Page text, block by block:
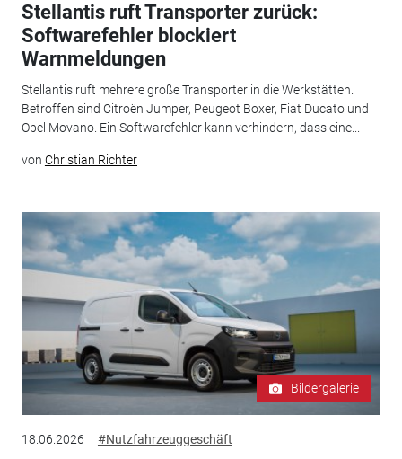
Stellantis ruft Transporter zurück:
Softwarefehler blockiert
Warnmeldungen
Stellantis ruft mehrere große Transporter in die Werkstätten.
Betroffen sind Citroën Jumper, Peugeot Boxer, Fiat Ducato und
Opel Movano. Ein Softwarefehler kann verhindern, dass eine...
von Christian Richter
Bildergalerie
18.06.2026 #Nutzfahrzeuggeschäft